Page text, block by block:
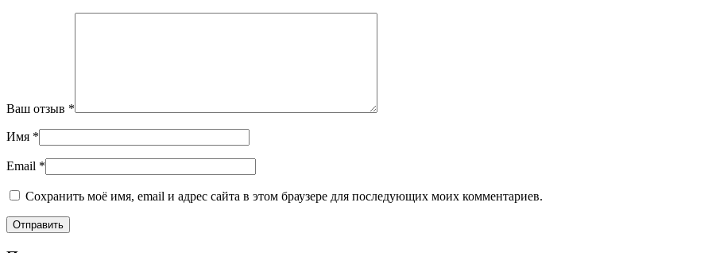
Ваш отзыв *
Имя *
Email *
Сохранить моё имя, email и адрес сайта в этом браузере для последующих моих комментариев.